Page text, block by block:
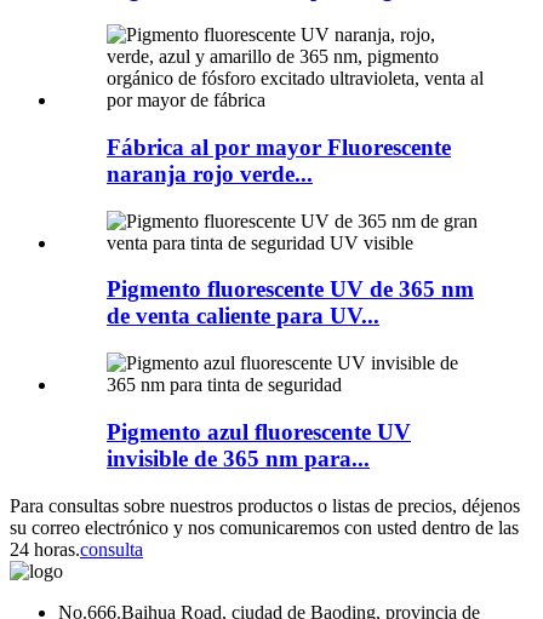
Fábrica al por mayor Fluorescente
naranja rojo verde...
Pigmento fluorescente UV de 365 nm
de venta caliente para UV...
Pigmento azul fluorescente UV
invisible de 365 nm para...
Para consultas sobre nuestros productos o listas de precios, déjenos
su correo electrónico y nos comunicaremos con usted dentro de las
24 horas.consulta
No.666.Baihua Road, ciudad de Baoding, provincia de